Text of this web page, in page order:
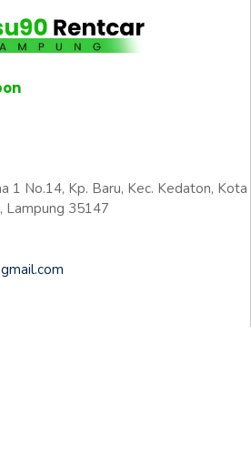
1 No.14, Kp. Baru, Kec. Kedaton, Kota
Lampung 35147